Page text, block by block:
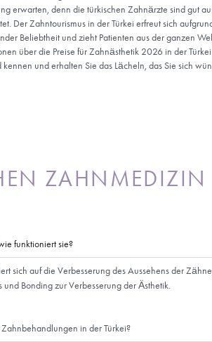
Behandelt verfärbte
Korrigiert die Zahnform.
Stellt erodierte Zähne
Ersetzt fehlende Zähne.
kosmetischen
zu einem Bruchteil der Kosten in
Kompetente und erfahrene Zahnärzte in
haben Sie die Möglichkeit, Ihre
reichen Land zu verbinden. Der gute Ruf
sie zu einem beliebten Reiseziel für alle, die